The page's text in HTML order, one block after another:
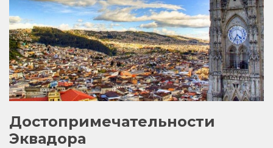
Достопримечательности
Эквадора